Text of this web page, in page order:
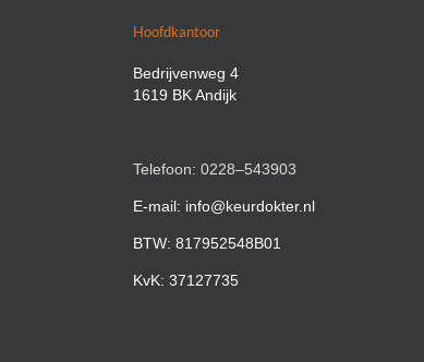
Hoofdkantoor
Bedrijvenweg 4
1619 BK Andijk
Telefoon: 0228–543903
E-mail: info@keurdokter.nl
BTW: 817952548B01
KvK: 37127735